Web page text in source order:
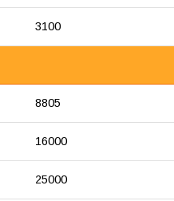
3100
8805
16000
25000